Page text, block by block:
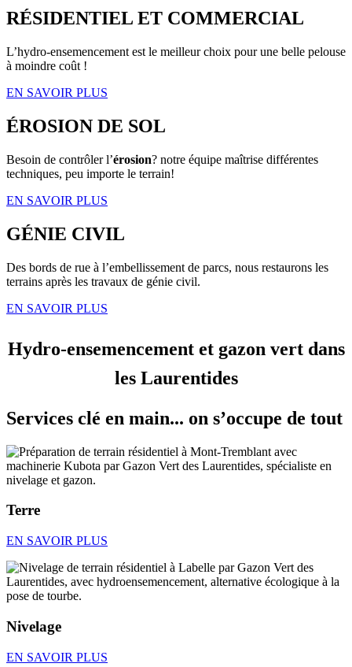
RÉSIDENTIEL ET COMMERCIAL
L’hydro-ensemencement est le meilleur choix pour une belle pelouse
à moindre coût !
EN SAVOIR PLUS
ÉROSION DE SOL
Besoin de contrôler l’érosion? notre équipe maîtrise différentes
techniques, peu importe le terrain!
EN SAVOIR PLUS
GÉNIE CIVIL
Des bords de rue à l’embellissement de parcs, nous restaurons les
terrains après les travaux de génie civil.
EN SAVOIR PLUS
Hydro-ensemencement et gazon vert dans
les Laurentides
Services clé en main... on s’occupe de tout
Terre
EN SAVOIR PLUS
Nivelage
EN SAVOIR PLUS